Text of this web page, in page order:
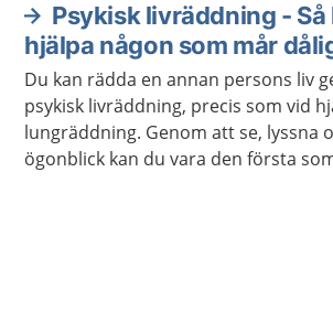
Psykisk livräddning - Så
hjälpa någon som mår
Du kan rädda en annan persons liv
psykisk livräddning, precis som vid
lungräddning. Genom att se, lyssna
ögonblick kan du vara den första